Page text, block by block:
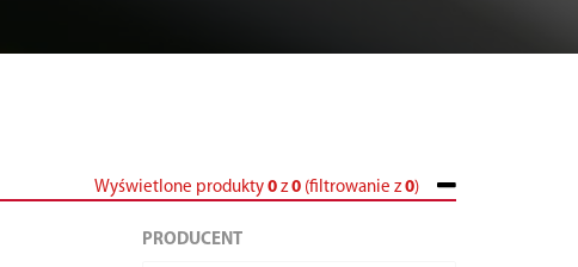
Wyświetlone produkty 0 z0 (filtrowanie z0)
PRODUCENT